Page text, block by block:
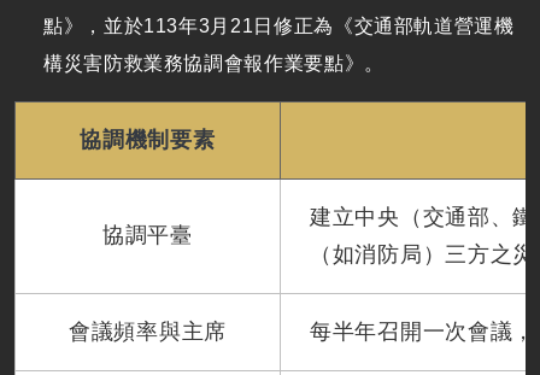
點》，並於113年3月 21 日修正為《交通部軌道營運機
構災害防救業務協調會報作業要點》。
協調機制要素
協調平臺
建立中央（交通部、
（如消防局）三方之
會議頻率與主席 每半年召開一次會議